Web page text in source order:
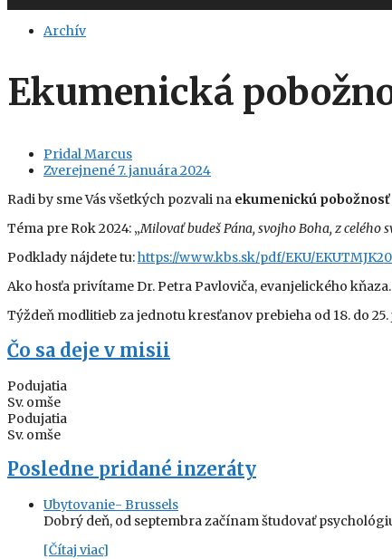
Archív
Ekumenická
PridalMarcus
Zverejnené7. januára 2024
Radi by sme Vás všetkých pozvali na ekumenickú pobožnosť
Téma pre Rok 2024: „Milovať budeš Pána, svojho Boha, z celého
Podklady nájdete tu:https://www.kbs.sk/pdf/EKU/
Ako hosťa privítame Dr. Petra Pavloviča, evanjelického kňaza.
Týždeň modlitieb za jednotu kresťanov prebieha od 18. do
Čo sa deje v misii
Podujatia
Sv. omše
Podujatia
Sv. omše
Posledne pridané inzeráty
Ubytovanie- Brussels
Dobrý deň, od septembra začínam študovať
[Čítaj viac]